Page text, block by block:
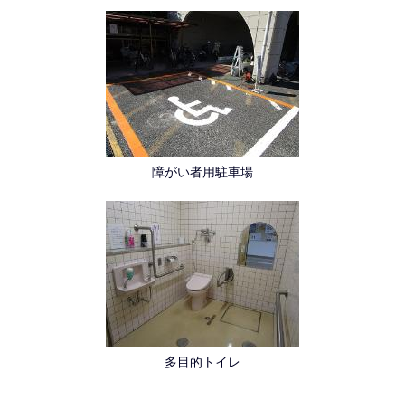
障がい者用駐車場
多目的トイレ